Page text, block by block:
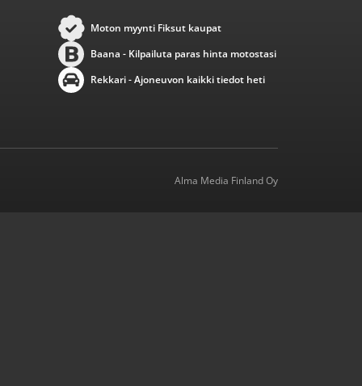
Moton myynti Fiksut kaupat
Baana - Kilpailuta paras hinta motostasi
Rekkari - Ajoneuvon kaikki tiedot heti
Alma Media Finland Oy